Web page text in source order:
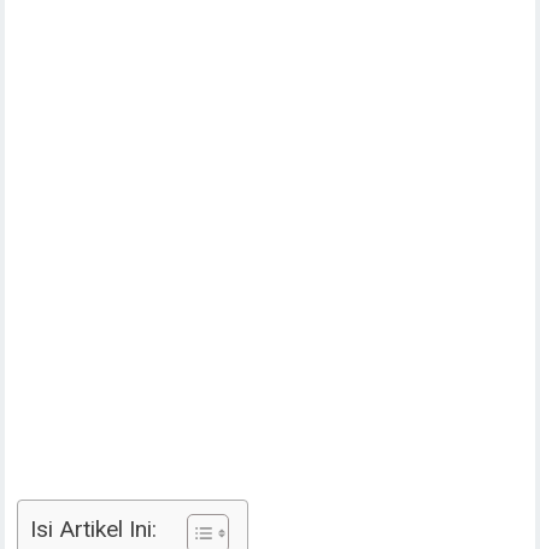
Isi Artikel Ini: